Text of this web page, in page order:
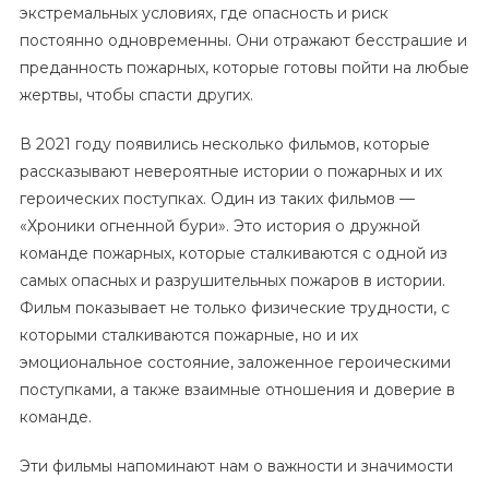
экстремальных условиях, где опасность и риск
постоянно одновременны. Они отражают бесстрашие и
преданность пожарных, которые готовы пойти на любые
жертвы, чтобы спасти других.
В 2021 году появились несколько фильмов, которые
рассказывают невероятные истории о пожарных и их
героических поступках. Один из таких фильмов —
«Хроники огненной бури». Это история о дружной
команде пожарных, которые сталкиваются с одной из
самых опасных и разрушительных пожаров в истории.
Фильм показывает не только физические трудности, с
которыми сталкиваются пожарные, но и их
эмоциональное состояние, заложенное героическими
поступками, а также взаимные отношения и доверие в
команде.
Эти фильмы напоминают нам о важности и значимости